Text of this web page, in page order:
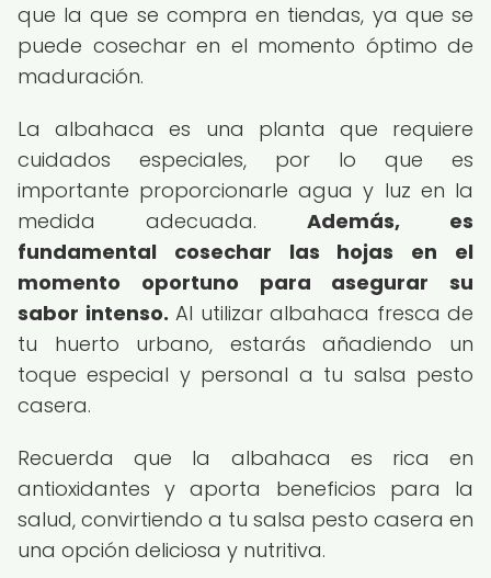
que la que se compra en tiendas, ya que se
puede cosechar en el momento óptimo de
maduración.
La albahaca es una planta que requiere
cuidados especiales, por lo que es
importante proporcionarle agua y luz en la
medida adecuada. Además, es
fundamental cosechar las hojas en el
momento oportuno para asegurar su
sabor intenso. Al utilizar albahaca fresca de
tu huerto urbano, estarás añadiendo un
toque especial y personal a tu salsa pesto
casera.
Recuerda que la albahaca es rica en
antioxidantes y aporta beneficios para la
salud, convirtiendo a tu salsa pesto casera en
una opción deliciosa y nutritiva.